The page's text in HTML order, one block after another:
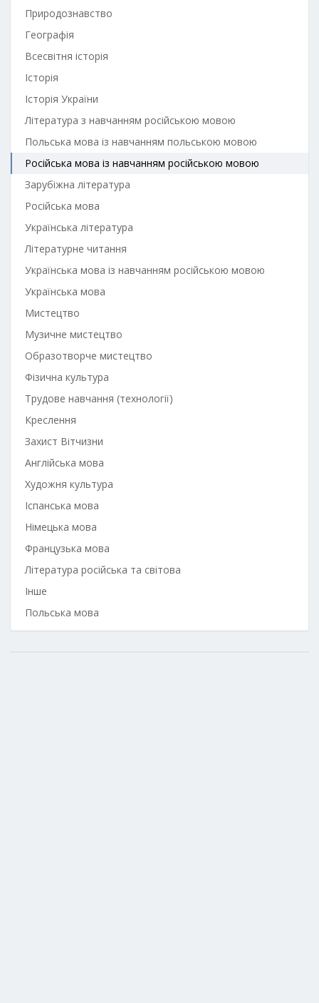
Природознавство
Географія
Всесвітня історія
Історія
Історія України
Література з навчанням російською мовою
Польська мова із навчанням польською мовою
Російська мова із навчанням російською мовою
Зарубіжна література
Російська мова
Українська література
Літературне читання
Українська мова із навчанням російською мовою
Українська мова
Мистецтво
Музичне мистецтво
Образотворче мистецтво
Фізична культура
Трудове навчання (технології)
Креслення
Захист Вітчизни
Англійська мова
Художня культура
Іспанська мова
Німецька мова
Французька мова
Література російська та світова
Інше
Польська мова